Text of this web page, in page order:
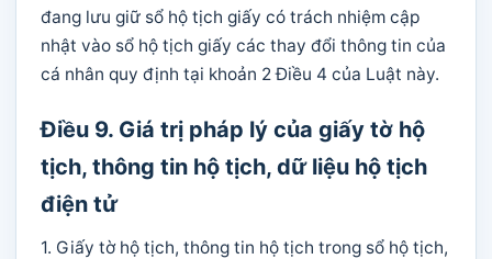
đang lưu giữ sổ hộ tịch giấy có trách nhiệm cập
nhật vào sổ hộ tịch giấy các thay đổi thông tin của
cá nhân quy định tại khoản 2 Điều 4 của Luật này.
Điều 9. Giá trị pháp lý của giấy tờ hộ
tịch, thông tin hộ tịch, dữ liệu hộ tịch
điện tử
1. Giấy tờ hộ tịch, thông tin hộ tịch trong sổ hộ tịch,